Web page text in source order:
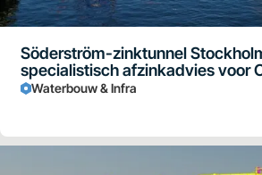
Söderström-zinktunnel
specialistisch afzinkadvies voor
Waterbouw & Infra